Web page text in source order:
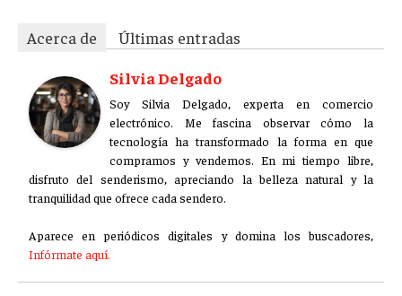
Infórmate aquí.
Acerca de
Últimas entradas
Silvia Delgado
Soy Silvia Delgado, experta en comercio
electrónico. Me fascina observar cómo la
tecnología ha transformado la forma en que
compramos y vendemos. En mi tiempo libre,
disfruto del senderismo, apreciando la belleza natural y la
tranquilidad que ofrece cada sendero.
Aparece en periódicos digitales y domina los buscadores,
Infórmate aquí.